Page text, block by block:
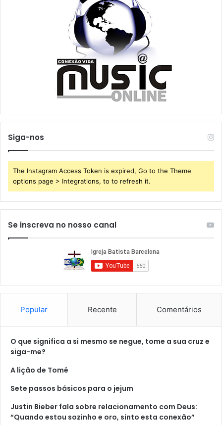
Siga-nos
The Instagram Access Token is expired, Go to the Theme
options page > Integrations, to to refresh it.
Se inscreva no nosso canal
Popular Recente Comentários
O que significa a si mesmo se negue, tome a sua cruz e
siga-me?
A lição de Tomé
Sete passos básicos para o jejum
Justin Bieber fala sobre relacionamento com Deus:
“Quando estou sozinho e oro, sinto esta conexão”